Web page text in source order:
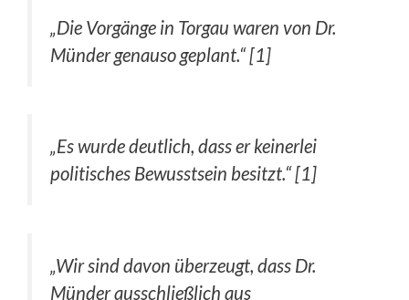
„Die Vorgänge in Torgau waren von Dr.
Münder genauso geplant.“ [1]
„Es wurde deutlich, dass er keinerlei
politisches Bewusstsein besitzt.“ [1]
„Wir sind davon überzeugt, dass Dr.
Münder ausschließlich aus